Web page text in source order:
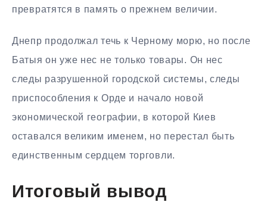
превратятся в память о прежнем величии.
Днепр продолжал течь к Черному морю, но после
Батыя он уже нес не только товары. Он нес
следы разрушенной городской системы, следы
приспособления к Орде и начало новой
экономической географии, в которой Киев
оставался великим именем, но перестал быть
единственным сердцем торговли.
Итоговый вывод